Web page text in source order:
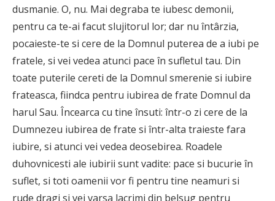
dusmanie. O, nu. Mai degraba te iubesc demonii,
pentru ca te-ai facut slujitorul lor; dar nu întârzia,
pocaieste-te si cere de la Domnul puterea de a iubi pe
fratele, si vei vedea atunci pace în sufletul tau. Din
toate puterile cereti de la Domnul smerenie si iubire
frateasca, fiindca pentru iubirea de frate Domnul da
harul Sau. Încearca cu tine însuti: într-o zi cere de la
Dumnezeu iubirea de frate si într-alta traieste fara
iubire, si atunci vei vedea deosebirea. Roadele
duhovnicesti ale iubirii sunt vadite: pace si bucurie în
suflet, si toti oamenii vor fi pentru tine neamuri si
rude dragi si vei varsa lacrimi din belsug pentru